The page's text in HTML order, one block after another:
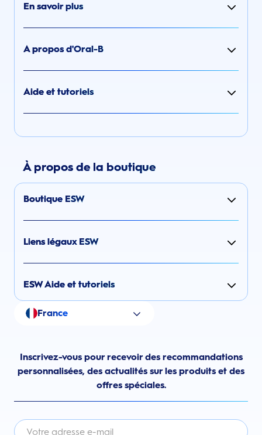
En savoir plus
A propos d'Oral-B
Aide et tutoriels
À propos de la boutique
Boutique ESW
Liens légaux ESW
ESW Aide et tutoriels
France
Inscrivez-vous pour recevoir des recommandations
personnalisées, des actualités sur les produits et des
offres spéciales.